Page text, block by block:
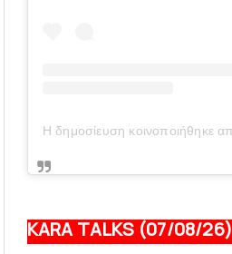
KARA TALKS (07/08/26)